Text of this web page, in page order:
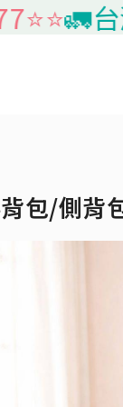
灣本島
包/側背